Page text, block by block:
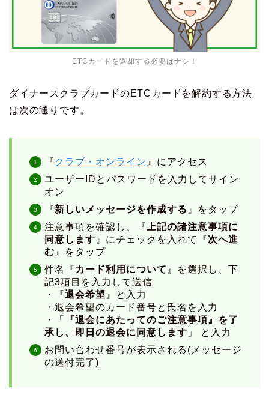
ETCカードを返却する必要はナシ！
ダイナースクラブカードのETCカードを解約する方法
は次の通りです。
『 クラブ・オンライン 』にアクセス
ユーザーIDとパスワードを入力してサイン
オン
『新しいメッセージを作成する 』をタップ
注意事項を確認し、『
上記の諸注意事項に
同意します 』にチェックを入れて『次へ進
む 』をタップ
件名『 カード利用について 』を選択し、下
記3項目を入力して送信
・『退会希望 』と入力
・退会希望のカード番号と氏名を入力
・「
『退会にあたってのご注意事項 』を了
承し、即日の退会に同意します 」 と入力
お問い合わせ番号が表示される(メッセージ
の送付完了)